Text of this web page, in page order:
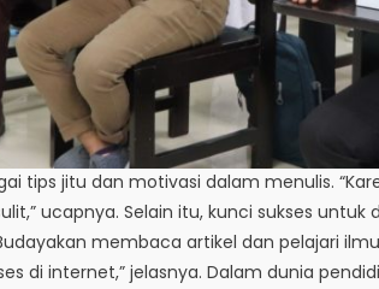
tips jitu dan motivasi dalam menulis.
ucapnya. Selain itu, kunci sukses
membaca artikel dan pelajari
di internet,” jelasnya. Dalam dunia